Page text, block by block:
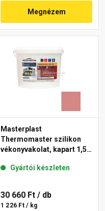
Megnézem
Masterplast
Thermomaster szilikon
vékonyvakolat, kapart 1,5
Gyártói készleten
30 660 Ft / db
1 226 Ft / kg